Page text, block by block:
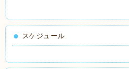
スケジュール